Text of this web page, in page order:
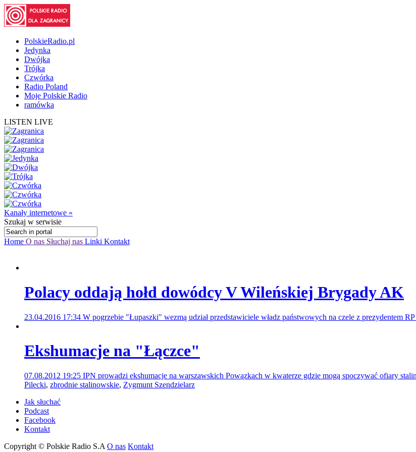
PolskieRadio.pl
Jedynka
Dwójka
Trójka
Czwórka
Radio Poland
Moje Polskie Radio
ramówka
LISTEN LIVE
Kanały internetowe »
Szukaj w serwisie
Home O nas Słuchaj nas Linki Kontakt
Polacy oddają hołd dowódcy V Wileńskiej Brygady AK
23.04.2016 17:34 W pogrzebie "Łupaszki" wezmą udział przedstawiciele władz państwowych na czele z prezydentem
Ekshumacje na "Łączce"
07.08.2012 19:25 IPN prowadzi ekshumacje na warszawskich Powązkach w kwaterze gdzie mogą spoczywać ofiary
Pilecki, zbrodnie stalinowskie, Zygmunt Szendzielarz
Jak słuchać
Podcast
Facebook
Kontakt
Copyright © Polskie Radio S.A O nas Kontakt